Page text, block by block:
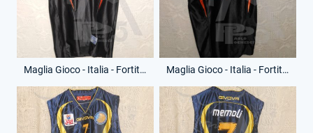
Maglia Gioco - Italia - Fortitudo Viterbo - Anno 2008-09 - 29 - (Fronte) Maglia Gioco - Italia - Fortitudo Viterbo - Anno 2008-09 - 29 - (Retro)